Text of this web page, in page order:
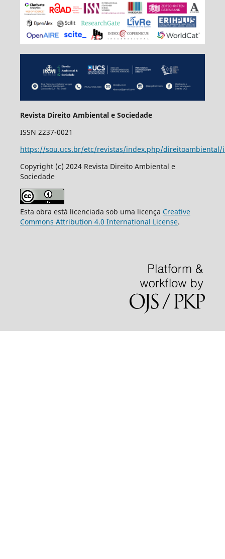
Revista Direito Ambiental e Sociedade
ISSN 2237-0021
https://sou.ucs.br/etc/revistas/index.php/direitoambiental/
Copyright (c) 2024 Revista Direito Ambiental e
Sociedade
Esta obra está licenciada sob uma licença Creative
Commons Attribution 4.0 International License.